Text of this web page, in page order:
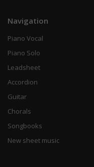
Navigation
Piano Vocal
Piano Solo
Leadsheet
Accordion
Guitar
Chorals
Songbooks
New sheet music